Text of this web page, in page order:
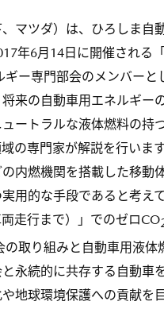
マツダ）は、ひろしま自
年6月14日に開催される
ー専門部会のメンバーと
来の自動車用エネルギー
ートラルな液体燃料の持
の専門家が解説を行います
内燃機関を搭載した移動
用的な手段であると考え
走行まで）」でのゼロCO
取り組みと自動車用液体
永続的に共存する自動車
地球環境保護への貢献を